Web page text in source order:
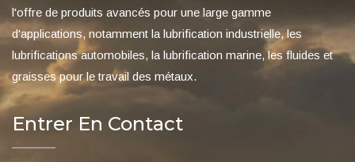
l'offre de produits avancés pour une large gamme
d'applications, notamment la lubrification industrielle, les
lubrifications automobiles, la lubrification marine, les fluides et
graisses pour le travail des métaux.
Entrer En Contact